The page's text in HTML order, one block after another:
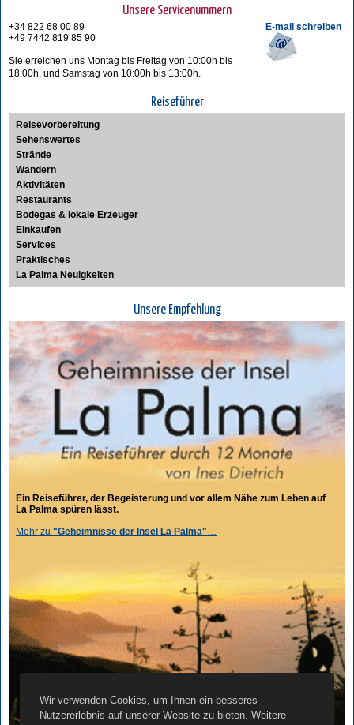
Unsere Servicenummern
E-mail schreiben
+34 822 68 00 89
+49 7442 819 85 90
Sie erreichen uns Montag bis Freitag von 10:00h bis
18:00h, und Samstag von 10:00h bis 13:00h.
Reiseführer
Reisevorbereitung
Sehenswertes
Strände
Wandern
Aktivitäten
Restaurants
Bodegas & lokale Erzeuger
Einkaufen
Services
Praktisches
La Palma Neuigkeiten
Unsere Empfehlung
Ein Reiseführer, der Begeisterung und vor allem Nähe zum Leben auf
La Palma spüren lässt.
Mehr zu "Geheimnisse der Insel La Palma"…
Wir verwenden Cookies, um Ihnen ein besseres
Nutzererlebnis auf unserer Website zu bieten. Weitere